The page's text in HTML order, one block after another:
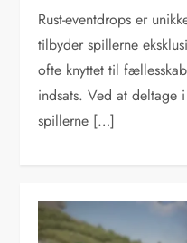
Rust-eventdrops er
tilbyder spillerne
ofte knyttet til
indsats. Ved at deltage
spillerne […]